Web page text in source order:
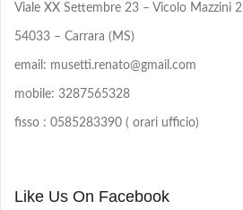
Viale XX Settembre 23 – Vicolo Mazzini 2
54033 – Carrara (MS)
email: musetti.renato@gmail.com
mobile: 3287565328
fisso : 0585283390 ( orari ufficio)
Like Us On Facebook